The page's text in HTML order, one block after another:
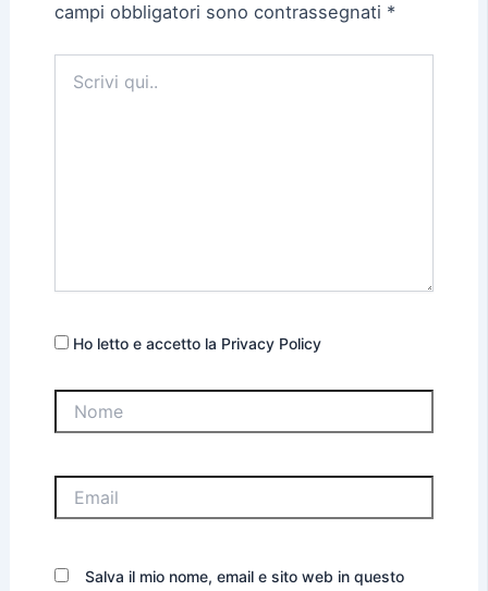
campi obbligatori sono contrassegnati *
qui..
Ho letto e accetto la Privacy Policy
Salva il mio nome, email e sito web in questo